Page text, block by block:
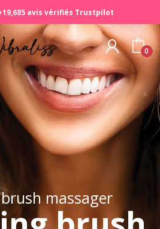
d'achats - Retours 30 jours satisfait
remboursé ! 🎁
+19,685 avis vérifiés Trustpilot
attendent dans votre panier ! 😍
0
massager